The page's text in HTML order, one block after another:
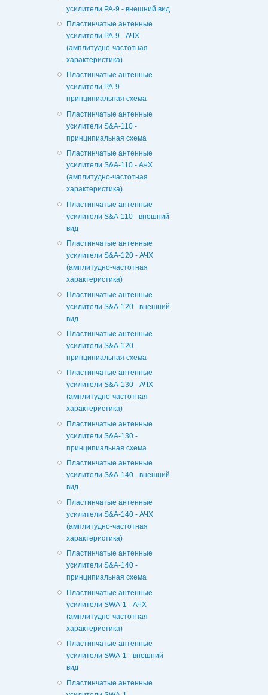
усилители PA-9 - внешний вид
Пластинчатые антенные
усилители PA-9 - АЧХ
(амплитудно-частотная
характеристика)
Пластинчатые антенные
усилители PA-9 -
принципиальная схема
Пластинчатые антенные
усилители S&A-110 -
принципиальная схема
Пластинчатые антенные
усилители S&A-110 - АЧХ
(амплитудно-частотная
характеристика)
Пластинчатые антенные
усилители S&A-110 - внешний
вид
Пластинчатые антенные
усилители S&A-120 - АЧХ
(амплитудно-частотная
характеристика)
Пластинчатые антенные
усилители S&A-120 - внешний
вид
Пластинчатые антенные
усилители S&A-120 -
принципиальная схема
Пластинчатые антенные
усилители S&A-130 - АЧХ
(амплитудно-частотная
характеристика)
Пластинчатые антенные
усилители S&A-130 -
принципиальная схема
Пластинчатые антенные
усилители S&A-140 - внешний
вид
Пластинчатые антенные
усилители S&A-140 - АЧХ
(амплитудно-частотная
характеристика)
Пластинчатые антенные
усилители S&A-140 -
принципиальная схема
Пластинчатые антенные
усилители SWA-1 - АЧХ
(амплитудно-частотная
характеристика)
Пластинчатые антенные
усилители SWA-1 - внешний
вид
Пластинчатые антенные